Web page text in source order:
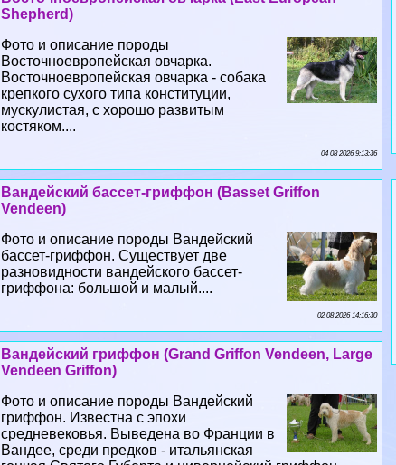
Восточноевропейская овчарка.
Восточноевропейская овчарка - собака
крепкого сухого типа конституции,
мускулистая, с хорошо развитым
костяком....
04 08 2026 9:13:36
Вандейский бассет-гриффон (Basset Griffon
Фото и описание породы Вандейский
бассет-гриффон. Существует две
разновидности вандейского бассет-
гриффона: большой и малый....
02 08 2026 14:16:30
Вандейский гриффон (Grand Griffon Vendeen, Large
Фото и описание породы Вандейский
гриффон. Известна с эпохи
средневековья. Выведена во Франции в
Вандее, среди предков - итальянская
гончая Святого Губерта и нивернейский гриффон....
01 08 2026 2:10:41